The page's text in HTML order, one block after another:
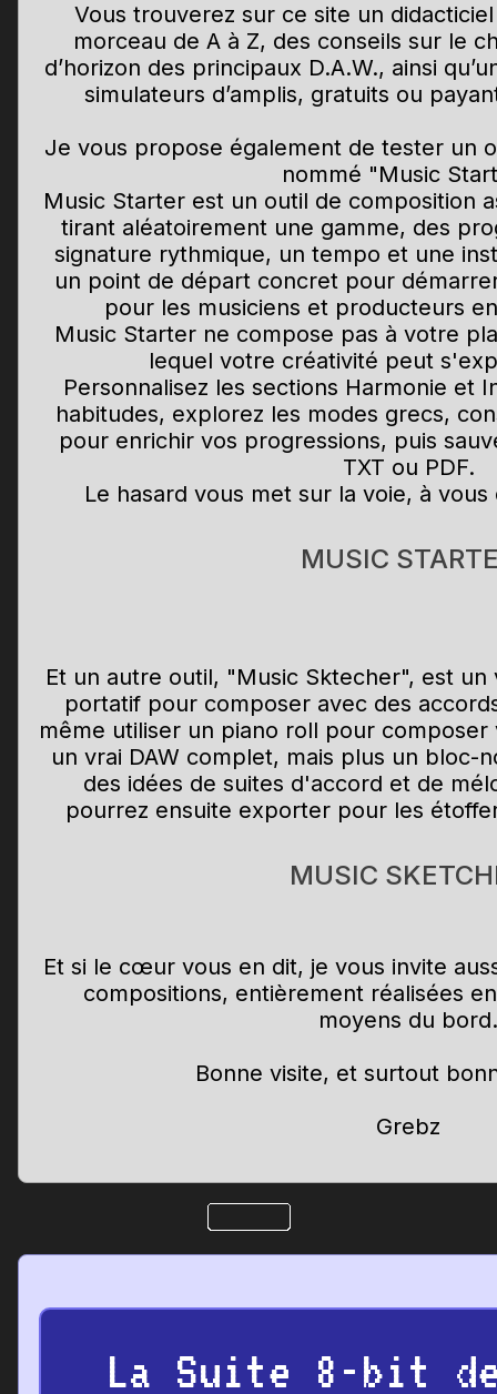
Vous trouverez sur ce site un
morceau de A à Z, des conseils sur le
d’horizon des principaux D.A.W., ainsi
simulateurs d’amplis, gratuits ou
Je vous propose également de tester un
nommé "Music
Music Starter est un outil de composition
tirant aléatoirement une gamme, des
signature rythmique, un tempo et une
un point de départ concret pour
pour les musiciens et producteurs
Music Starter ne compose pas à votre
lequel votre créativité peut
Personnalisez les sections Harmonie et
habitudes, explorez les modes grecs,
pour enrichir vos progressions, puis
TXT ou PDF.
Le hasard vous met sur la voie, à
MUSIC
Et un autre outil, "Music Sktecher", est
portatif pour composer avec des
même utiliser un piano roll pour
un vrai DAW complet, mais plus un bloc-
des idées de suites d'accord et de
pourrez ensuite exporter pour les
MUSIC
Et si le cœur vous en dit, je vous invite
compositions, entièrement réalisées
moyens du bord.
Bonne visite, et surtout
Grebz
La Suite 8-bit